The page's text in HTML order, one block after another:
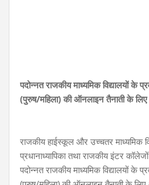
पदोन्नत राजकीय माध्यमिक विद्यालयों के
(पुरुष/महिला) की ऑनलाइन तैनाती के
राजकीय हाईस्कूल और उच्चतर माध्यमिक
प्रधानाध्यापिका तथा राजकीय इंटर
पदोन्नत राजकीय माध्यमिक विद्यालयों के